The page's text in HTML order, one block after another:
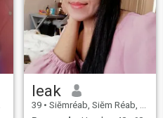
leak
39 • Siĕmréab, Siĕm Réab, Cambolla